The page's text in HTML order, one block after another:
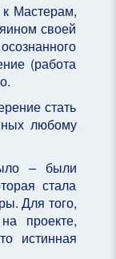
Мастерам,
своей
(работа
стать
любому
– были
стала
Для того,
проекте,
истинная